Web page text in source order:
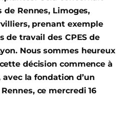
de Rennes, Limoges,
prenant exemple
de travail des CPES de
Nous sommes heureux
décision commence à
la fondation d’un
ce mercredi 16